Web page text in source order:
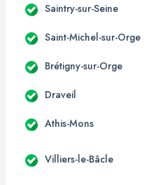
Saintry-sur-Seine
Saint-Michel-sur-Orge
Brétigny-sur-Orge
Draveil
Athis-Mons
Villiers-le-Bâcle